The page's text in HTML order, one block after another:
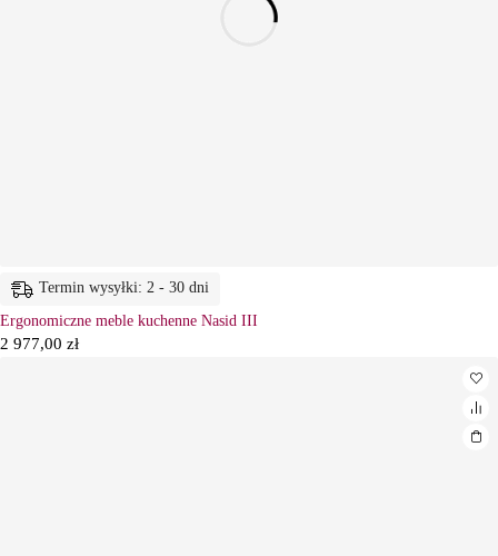
Termin wysyłki: 2 - 30 dni
Ergonomiczne meble kuchenne Nasid III
2 977,00 zł